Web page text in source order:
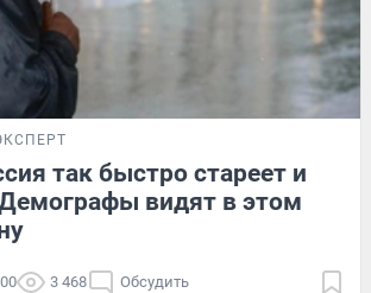
так быстро стареет и
видят в этом
3 468 Обсудить